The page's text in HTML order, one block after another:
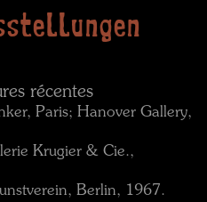
récentes
Paris; Hanover Gallery,
Krugier & Cie.,
Berlin, 1967.